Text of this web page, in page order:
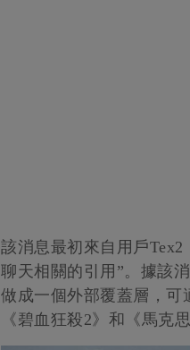
該消息最初來自用戶
聊天相關的引用”。據該
做成一個外部覆蓋層，可
《碧血狂殺2》和《馬克